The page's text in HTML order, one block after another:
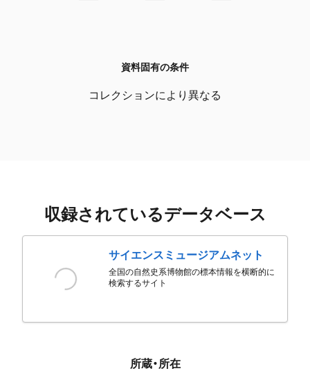
資料固有の条件
コレクションにより異なる
収録されているデータベース
サイエンスミュージアムネット
全国の自然史系博物館の標本情報を横断的に
検索するサイト
所蔵・所在